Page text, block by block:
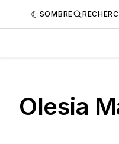
SOMBRE
Olesia